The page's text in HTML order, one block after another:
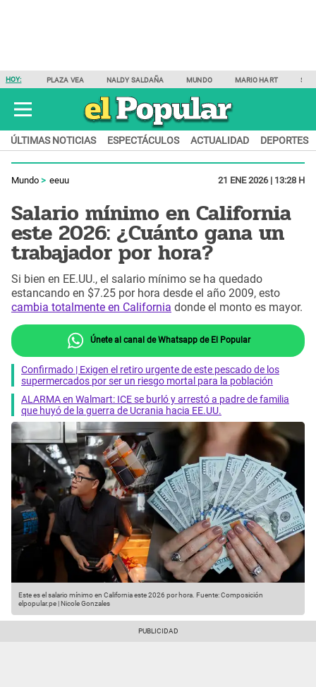
HOY: PLAZA VEA NALDY SALDAÑA MUNDO MARIO HART
ÚLTIMAS NOTICIAS ESPECTÁCULOS ACTUALIDAD DEPORTES
Mundo eeuu 21 ENE 2026 | 13:28 H
Salario mínimo en California
este 2026: ¿Cuánto gana un
trabajador por hora?
Si bien en EE.UU., el salario mínimo se ha quedado
estancando en $7.25 por hora desde el año 2009, esto
cambia totalmente en California donde el monto es mayor.
Únete al canal de Whatsapp de El Popular
Confirmado | Exigen el retiro urgente de este pescado de los
supermercados por ser un riesgo mortal para la población
ALARMA en Walmart: ICE se burló y arrestó a padre de familia
que huyó de la guerra de Ucrania hacia EE.UU.
Este es el salario mínimo en California este 2026 por hora. Fuente: Composición
elpopular.pe | Nicole Gonzales